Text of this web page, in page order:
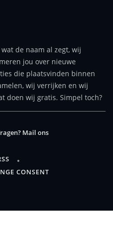
de naam al zegt, wij
jou over nieuwe
die plaatsvinden binnen
wij verrijken en wij
doen wij gratis. Simpel toch?
Mail ons
CONSENT